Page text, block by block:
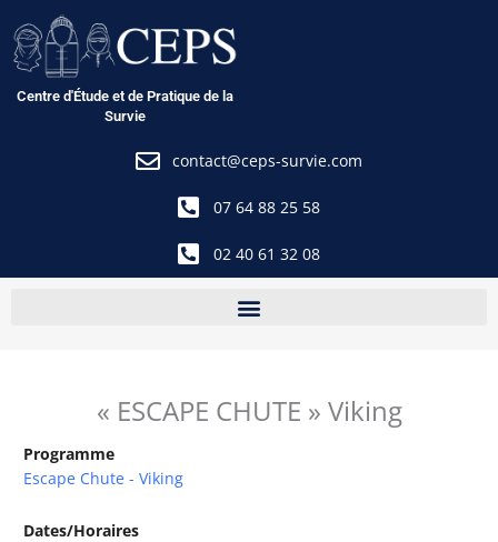
au
contenu
Centre d'Étude et de Pratique de la
Survie
contact@ceps-survie.com
07 64 88 25 58
02 40 61 32 08
« ESCAPE CHUTE » Viking
Programme
Escape Chute - Viking
Dates/Horaires